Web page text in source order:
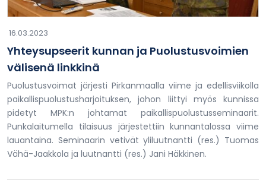
16.03.2023
Yhteysupseerit kunnan ja Puolustusvoimien
välisenä linkkinä
Puolustusvoimat järjesti Pirkanmaalla viime ja edellisviikolla
paikallispuolustusharjoituksen, johon liittyi myös kunnissa
pidetyt MPK:n johtamat paikallispuolustusseminaarit.
Punkalaitumella tilaisuus järjestettiin kunnantalossa viime
lauantaina. Seminaarin vetivät yliluutnantti (res.) Tuomas
Vähä-Jaakkola ja luutnantti (res.) Jani Häkkinen.